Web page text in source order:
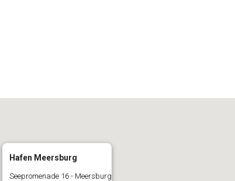
Hafen Meersburg
Seepromenade 16 - Meersburg